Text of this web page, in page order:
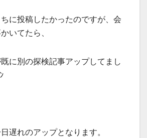
に投稿したかったのですが、会
いてたら、
に別の探検記事アップしてまし
遅れのアップとなります。